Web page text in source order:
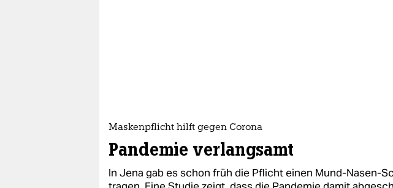
Maskenpflicht hilft gegen Corona
Pandemie verlangsamt
In Jena gab es schon früh die Pflicht einen Mund-Nasen-